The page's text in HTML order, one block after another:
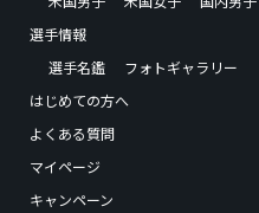
選手情報
選手名鑑
フォトギャラリー
はじめての方へ
よくある質問
マイページ
キャンペーン